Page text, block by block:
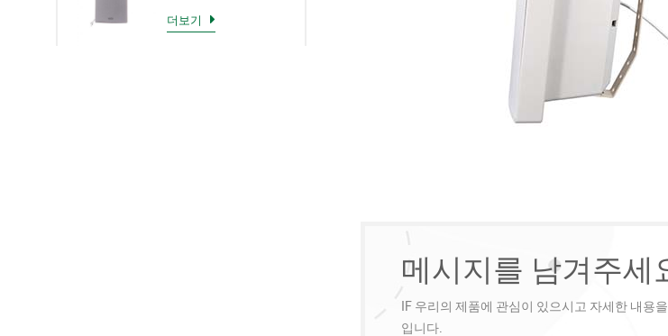
더보기
메시지를 남겨주세
IF 우리의 제품에 관심이 있으시고 자세한 내용
입니다.